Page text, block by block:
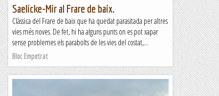
Saelicke-Mir al Frare de baix.
Clàssica del Frare de baix que ha quedat parasitada per altres
vies més noves. De fet, hi ha alguns punts on es pot xapar
sense problemes els parabolts de les vies del costat,...
Bloc Empotrat